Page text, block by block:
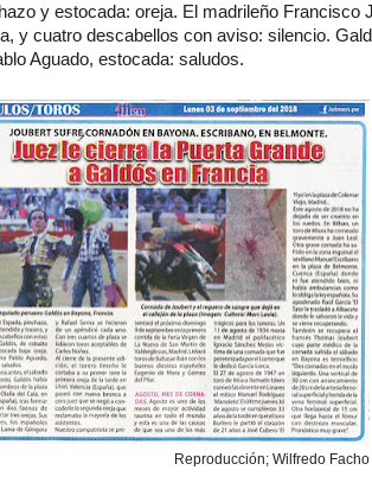
y estocada: oreja. El madrileño Francisco
y cuatro descabellos con aviso: silencio.
Aguado, estocada: saludos.
Reproducción; Wilfredo Facho